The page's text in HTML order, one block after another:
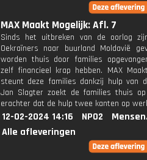
MAX Maakt Mogelijk: Afl. 7
Sinds het uitbreken van de oorlog
Oekraïners naar buurland Moldavië
worden thuis door families
zelf financieel krap hebben. MAX
steunt deze families dankzij hulp van
Jan Slagter zoekt de families thuis
erachter dat de hulp twee kanten op
12-02-2024 14:16 NPO2
Alle afleveringen